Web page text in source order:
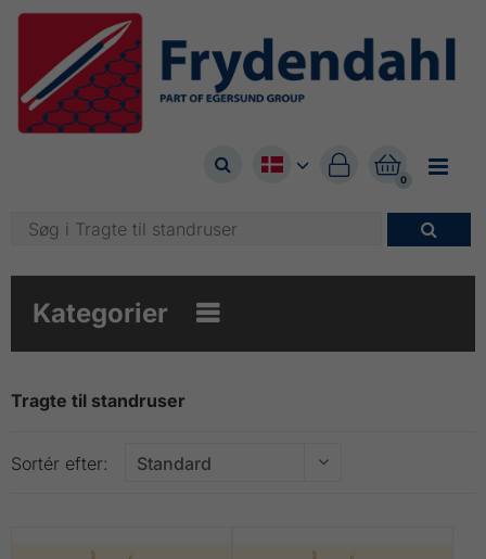


0


Kategorier 
Tragte til standruser
Sortér efter: